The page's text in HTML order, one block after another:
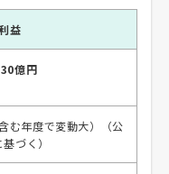
益
億円
む年度で変動大）（公
づく）